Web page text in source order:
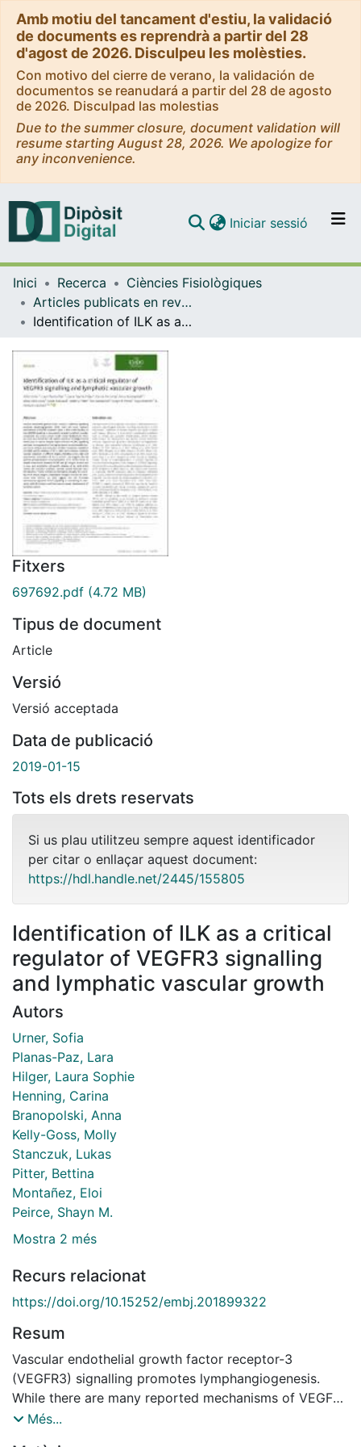
Amb motiu del tancament d'estiu, la validació
de documents es reprendrà a partir del 28
d'agost de 2026. Disculpeu les molèsties.
Con motivo del cierre de verano, la validación de
documentos se reanudará a partir del 28 de agosto
de 2026. Disculpad las molestias
Due to the summer closure, document validation will
resume starting August 28, 2026. We apologize for
any inconvenience.
Navega per tot el DD
Iniciar sessió (current)
Inici Recerca
Ciències Fisiològiques
Articles publicats en revistes (Ciències Fisiològiques)
Identification of ILK as a critical regulator of VEGFR3 signalling and lymphatic vascular growth
Fitxers
697692.pdf (4.72 MB)
Tipus de document
Article
Versió
Versió acceptada
Data de publicació
2019-01-15
Tots els drets reservats
Si us plau utilitzeu sempre aquest identificador
per citar o enllaçar aquest document:
https://hdl.handle.net/2445/155805
Identification of ILK as a critical
regulator of VEGFR3 signalling
and lymphatic vascular growth
Autors
Urner, Sofia
Planas-Paz, Lara
Hilger, Laura Sophie
Henning, Carina
Branopolski, Anna
Kelly-Goss, Molly
Stanczuk, Lukas
Pitter, Bettina
Montañez, Eloi
Peirce, Shayn M.
Mostra 2 més
Recurs relacionat
https://doi.org/10.15252/embj.201899322
Resum
Vascular endothelial growth factor receptor-3
(VEGFR3) signalling promotes lymphangiogenesis.
While there are many reported mechanisms of VEGFR3
activation, there is little understanding of how VEGFR3
Més...